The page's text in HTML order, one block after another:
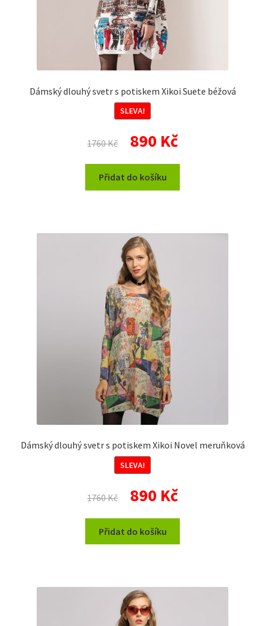
Dámský dlouhý svetr s potiskem Xikoi Suete béžová
SLEVA!
1760Kč
Původní
cena
byla:
1760 Kč.
890 KčAktuální
cena
je:
Přidat do košíku
Dámský dlouhý svetr s potiskem Xikoi Novel meruňková
SLEVA!
1760Kč
Původní
cena
byla:
1760 Kč.
890 KčAktuální
cena
je:
Přidat do košíku